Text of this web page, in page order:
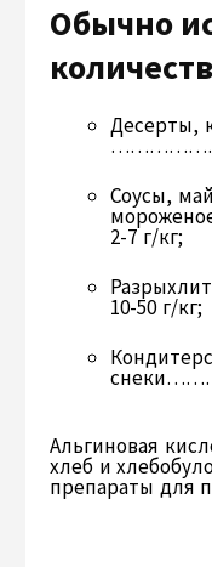
Обычно
Десерты,
Соусы,
2-7 г/кг;
10-50 г/кг;
Альгиновая
хлеб и
препараты для